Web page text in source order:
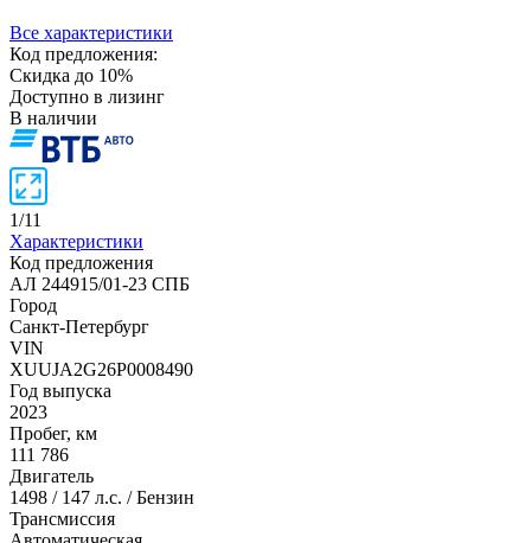
Все характеристики
Код предложения:
Скидка до 10%
Доступно в лизинг
В наличии
1/11
Характеристики
Код предложения
АЛ 244915/01-23 СПБ
Город
Санкт-Петербург
VIN
XUUJA2G26P0008490
Год выпуска
2023
Пробег, км
111 786
Двигатель
1498 / 147 л.с. / Бензин
Трансмиссия